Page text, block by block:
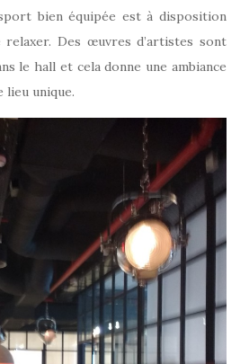
bien équipée est à disposition
relaxer. Des œuvres d’artistes sont
le hall et cela donne une ambiance
lieu unique.